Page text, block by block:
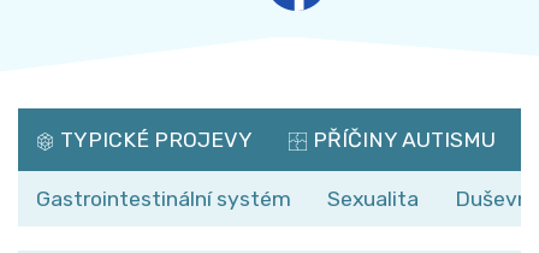
TYPICKÉ PROJEVY PŘÍČINY AUTISMU
Gastrointestinální systém Sexualita